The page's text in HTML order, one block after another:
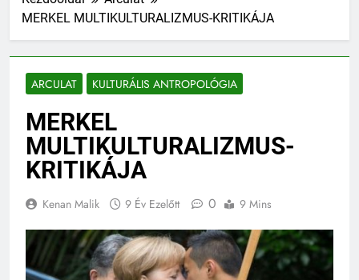
MERKEL MULTIKULTURALIZMUS-KRITIKÁJA
ARCULAT KULTURÁLIS ANTROPOLÓGIA
MERKEL
MULTIKULTURALIZMUS-
KRITIKÁJA
Kenan Malik 9 Év Ezelőtt 0 9 Mins